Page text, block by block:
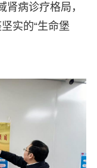
病诊疗格局，
实的“生命堡